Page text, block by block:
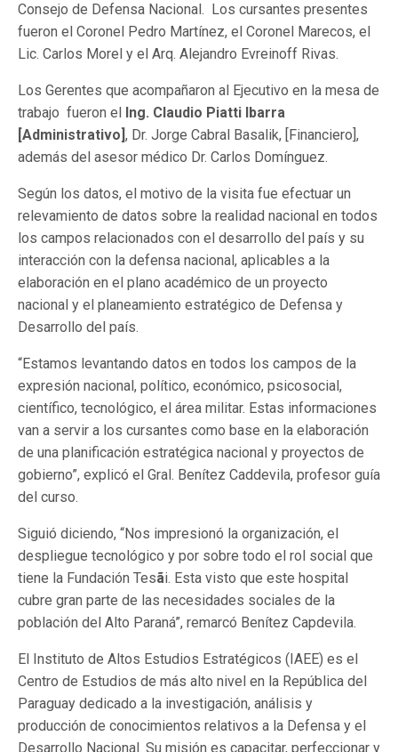
Consejo de Defensa Nacional. Los cursantes presentes
fueron el Coronel Pedro Martínez, el Coronel Marecos, el
Lic. Carlos Morel y el Arq. Alejandro Evreinoff Rivas.
Los Gerentes que acompañaron al Ejecutivo en la mesa de
trabajo fueron el Ing. Claudio Piatti Ibarra
[Administrativo], Dr. Jorge Cabral Basalik, [Financiero],
además del asesor médico Dr. Carlos Domínguez.
Según los datos, el motivo de la visita fue efectuar un
relevamiento de datos sobre la realidad nacional en todos
los campos relacionados con el desarrollo del país y su
interacción con la defensa nacional, aplicables a la
elaboración en el plano académico de un proyecto
nacional y el planeamiento estratégico de Defensa y
Desarrollo del país.
“Estamos levantando datos en todos los campos de la
expresión nacional, político, económico, psicosocial,
científico, tecnológico, el área militar. Estas informaciones
van a servir a los cursantes como base en la elaboración
de una planificación estratégica nacional y proyectos de
gobierno”, explicó el Gral. Benítez Caddevila, profesor guía
del curso.
Siguió diciendo, “Nos impresionó la organización, el
despliegue tecnológico y por sobre todo el rol social que
tiene la Fundación Tesãi. Esta visto que este hospital
cubre gran parte de las necesidades sociales de la
población del Alto Paraná”, remarcó Benítez Capdevila.
El Instituto de Altos Estudios Estratégicos (IAEE) es el
Centro de Estudios de más alto nivel en la República del
Paraguay dedicado a la investigación, análisis y
producción de conocimientos relativos a la Defensa y el
Desarrollo Nacional. Su misión es capacitar, perfeccionar y